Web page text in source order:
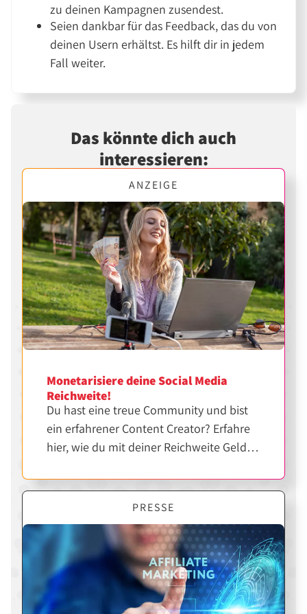
zu deinen Kampagnen zusendest.
Seien dankbar für das Feedback, das du von
deinen Usern erhältst. Es hilft dir in jedem
Fall weiter.
Das könnte dich auch
interessieren:
ANZEIGE
Monetarisiere deine Social Media
Reichweite!
Du hast eine treue Community und bist
ein erfahrener Content Creator? Erfahre
hier, wie du mit deiner Reichweite Geld
PRESSE